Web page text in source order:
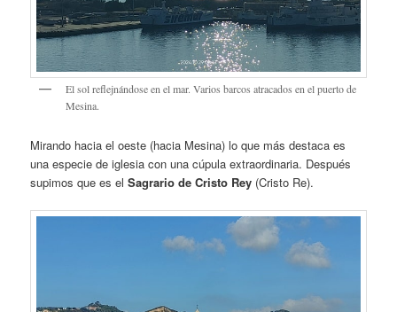
El sol reflejnándose en el mar. Varios barcos atracados en el puerto de
Mesina.
Mirando hacia el oeste (hacia Mesina) lo que más destaca es
una especie de iglesia con una cúpula extraordinaria. Después
supimos que es elSagrario de Cristo Rey (Cristo Re).